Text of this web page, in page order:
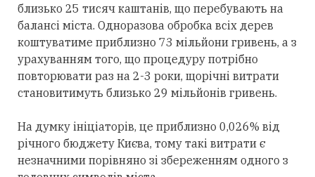
близько 25 тисяч каштанів, що перебувають на
балансі міста. Одноразова обробка всіх дерев
коштуватиме приблизно 73 мільйони гривень, а з
урахуванням того, що процедуру потрібно
повторювати раз на 2-3 роки, щорічні витрати
становитимуть близько 29 мільйонів гривень.
На думку ініціаторів, це приблизно 0,026% від
річного бюджету Києва, тому такі витрати є
незначними порівняно зі збереженням одного з